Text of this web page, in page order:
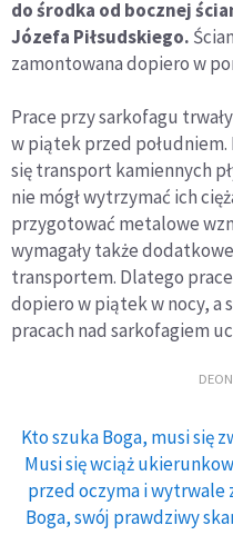
do środka od bocznej
Józefa Piłsudskiego.
zamontowana dopiero w
Prace przy sarkofagu
w piątek przed
się transport kamiennych
nie mógł wytrzymać ich
przygotować metalowe
wymagały także
transportem. Dlatego
dopiero w piątek w nocy, a
pracach nad sarkofagiem
Kto szuka Boga, musi się
Musi się wciąż
przed oczyma i wytrwale
Boga, swój prawdziwy